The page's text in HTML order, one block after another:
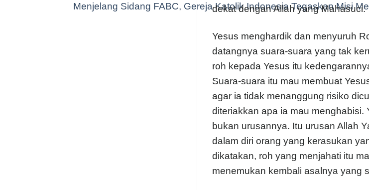
Menjelang Sidang FABC, Gereja Katolik Indonesia Tegaskan Misi
dekat dengan Allah yang Mahasuci.
Yesus menghardik dan menyuruh
datangnya suara-suara yang tak
roh kepada Yesus itu
Suara-suara itu mau membuat
agar ia tidak menanggung risiko
diteriakkan apa ia mau menghabisi.
bukan urusannya. Itu urusan Allah
dalam diri orang yang kerasukan
dikatakan, roh yang menjahati itu
menemukan kembali asalnya yang